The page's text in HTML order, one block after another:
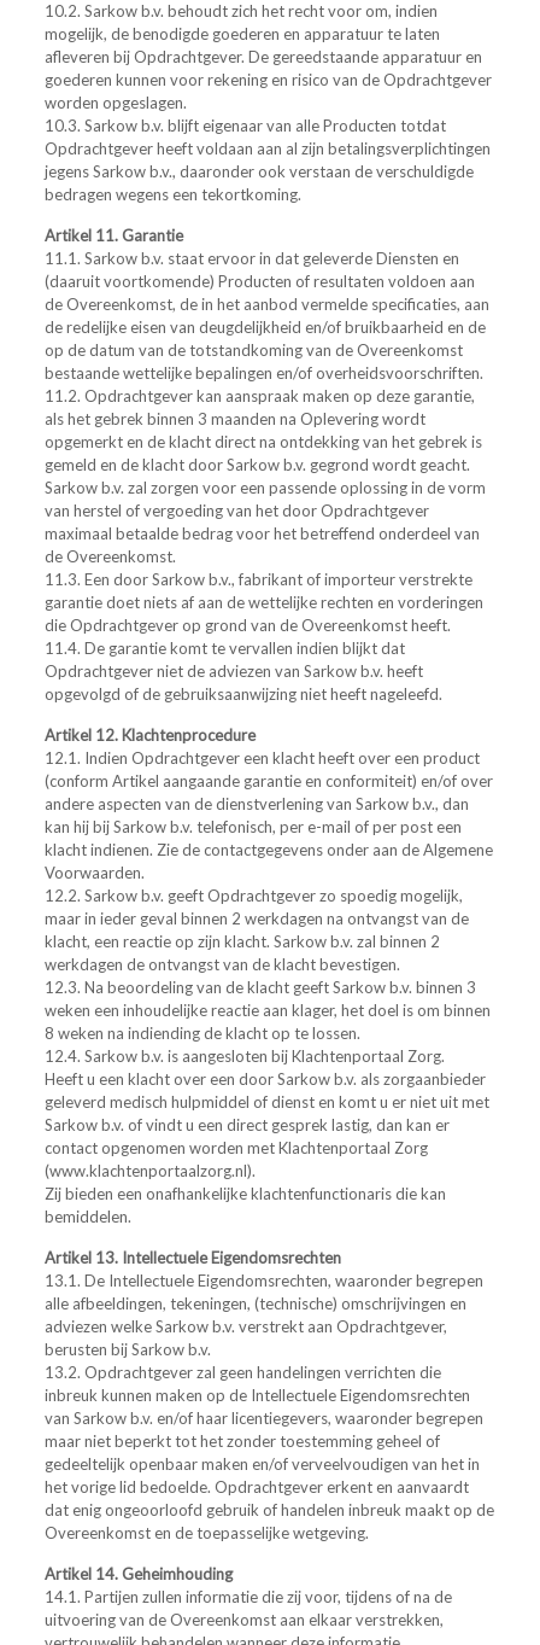
10.2. Sarkow b.v. behoudt zich het recht voor om, indien
mogelijk, de benodigde goederen en apparatuur te laten
afleveren bij Opdrachtgever. De gereedstaande apparatuur en
goederen kunnen voor rekening en risico van de Opdrachtgever
worden opgeslagen.
10.3. Sarkow b.v. blijft eigenaar van alle Producten totdat
Opdrachtgever heeft voldaan aan al zijn betalingsverplichtingen
jegens Sarkow b.v., daaronder ook verstaan de verschuldigde
bedragen wegens een tekortkoming.
Artikel 11. Garantie
11.1. Sarkow b.v. staat ervoor in dat geleverde Diensten en
(daaruit voortkomende) Producten of resultaten voldoen aan
de Overeenkomst, de in het aanbod vermelde specificaties, aan
de redelijke eisen van deugdelijkheid en/of bruikbaarheid en de
op de datum van de totstandkoming van de Overeenkomst
bestaande wettelijke bepalingen en/of overheidsvoorschriften.
11.2. Opdrachtgever kan aanspraak maken op deze garantie,
als het gebrek binnen 3 maanden na Oplevering wordt
opgemerkt en de klacht direct na ontdekking van het gebrek is
gemeld en de klacht door Sarkow b.v. gegrond wordt geacht.
Sarkow b.v. zal zorgen voor een passende oplossing in de vorm
van herstel of vergoeding van het door Opdrachtgever
maximaal betaalde bedrag voor het betreffend onderdeel van
de Overeenkomst.
11.3. Een door Sarkow b.v., fabrikant of importeur verstrekte
garantie doet niets af aan de wettelijke rechten en vorderingen
die Opdrachtgever op grond van de Overeenkomst heeft.
11.4. De garantie komt te vervallen indien blijkt dat
Opdrachtgever niet de adviezen van Sarkow b.v. heeft
opgevolgd of de gebruiksaanwijzing niet heeft nageleefd.
Artikel 12. Klachtenprocedure
12.1. Indien Opdrachtgever een klacht heeft over een product
(conform Artikel aangaande garantie en conformiteit) en/of over
andere aspecten van de dienstverlening van Sarkow b.v., dan
kan hij bij Sarkow b.v. telefonisch, per e-mail of per post een
klacht indienen. Zie de contactgegevens onder aan de Algemene
Voorwaarden.
12.2. Sarkow b.v. geeft Opdrachtgever zo spoedig mogelijk,
maar in ieder geval binnen 2 werkdagen na ontvangst van de
klacht, een reactie op zijn klacht. Sarkow b.v. zal binnen 2
werkdagen de ontvangst van de klacht bevestigen.
12.3. Na beoordeling van de klacht geeft Sarkow b.v. binnen 3
weken een inhoudelijke reactie aan klager, het doel is om binnen
8 weken na indiending de klacht op te lossen.
12.4. Sarkow b.v. is aangesloten bij Klachtenportaal Zorg.
Heeft u een klacht over een door Sarkow b.v. als zorgaanbieder
geleverd medisch hulpmiddel of dienst en komt u er niet uit met
Sarkow b.v. of vindt u een direct gesprek lastig, dan kan er
contact opgenomen worden met Klachtenportaal Zorg
(www.klachtenportaalzorg.nl).
Zij bieden een onafhankelijke klachtenfunctionaris die kan
bemiddelen.
Artikel 13. Intellectuele Eigendomsrechten
13.1. De Intellectuele Eigendomsrechten, waaronder begrepen
alle afbeeldingen, tekeningen, (technische) omschrijvingen en
adviezen welke Sarkow b.v. verstrekt aan Opdrachtgever,
berusten bij Sarkow b.v.
13.2. Opdrachtgever zal geen handelingen verrichten die
inbreuk kunnen maken op de Intellectuele Eigendomsrechten
van Sarkow b.v. en/of haar licentiegevers, waaronder begrepen
maar niet beperkt tot het zonder toestemming geheel of
gedeeltelijk openbaar maken en/of verveelvoudigen van het in
het vorige lid bedoelde. Opdrachtgever erkent en aanvaardt
dat enig ongeoorloofd gebruik of handelen inbreuk maakt op de
Overeenkomst en de toepasselijke wetgeving.
Artikel 14. Geheimhouding
14.1. Partijen zullen informatie die zij voor, tijdens of na de
uitvoering van de Overeenkomst aan elkaar verstrekken,